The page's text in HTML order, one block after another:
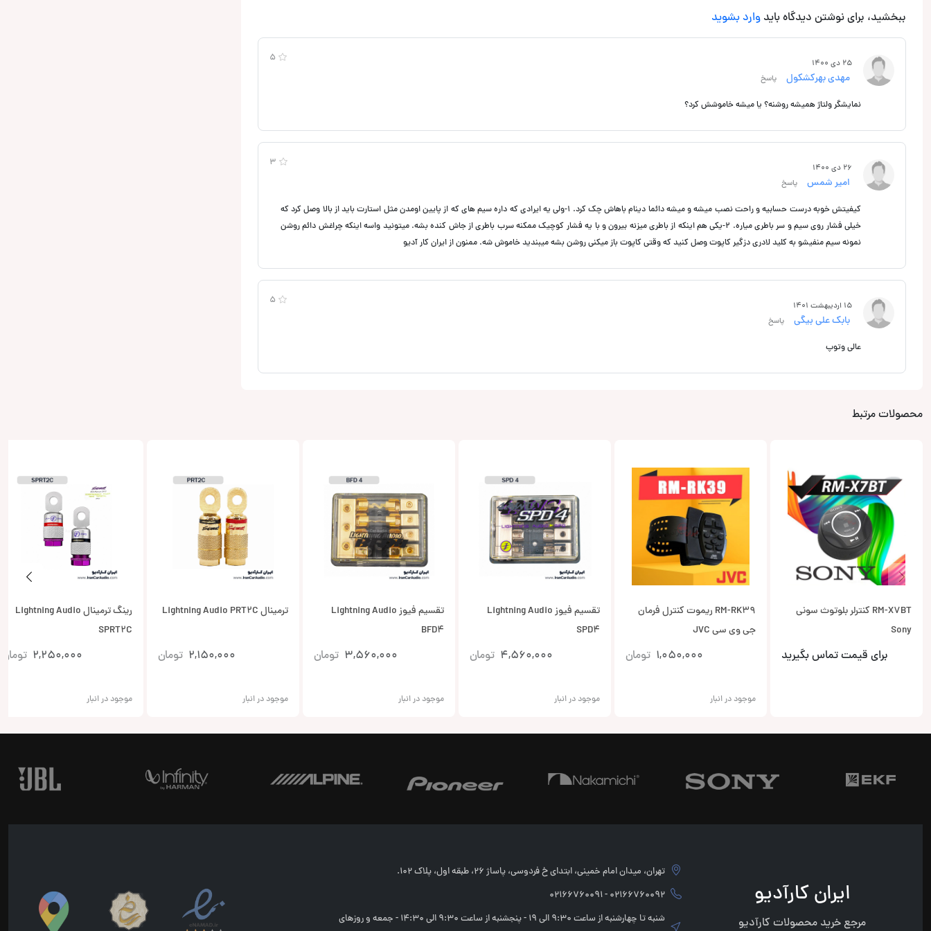
ببخشید، برای نوشتن دیدگاه باید وارد بشوید
5 25 دی 1400
مهدی بهرکشکول پاسخ
نمایشگر ولتاژ همیشه روشنه؟ یا میشه خاموشش کرد؟
3 26 دی 1400
امیر شمس پاسخ
کیفیتش خوبه درست حسابیه و راحت نصب میشه و میشه دائما دینام باهاش چک کرد. 1-ولی یه ایرادی که داره سیم های که از پایین اومدن مثل استارت باید از بالا وصل کرد که
خیلی فشار روی سیم و سر باطری میاره. 2-یکی هم اینکه از باطری میزنه بیرون و با یه فشار کوچیک ممکنه سرب باطری از جاش کنده بشه. میتونید واسه اینکه چراغش دائم روشن
نمونه سیم منفیشو به کلید لادری دزگیر کاپوت وصل کنید که وقتی کاپوت باز میکنی روشن بشه میبندید خاموش شه. ممنون از ایران کار آدیو
5 15 اردیبهشت 1401
بابک علی بیگی پاسخ
عالی وتوپ
محصولات مرتبط
RM-X7BT کنترلر بلوتوث سونی
Sony
برای قیمت تماس بگیرید
RM-RK39 ریموت کنترل فرمان
جی وی سی JVC
1,050,000 تومان
موجود در انبار
تقسیم فیوز Lightning Audio
SPD4
4,560,000 تومان
موجود در انبار
تقسیم فیوز Lightning Audio
BFD4
3,560,000 تومان
موجود در انبار
ترمینال Lightning Audio PRT2C
2,150,000 تومان
موجود در انبار
رینگ ترمینال Lightning Audio
SPRT2C
2,250,000 تومان
موجود در انبار
ایران کارآدیو
مرجع خرید محصولات کارآدیو
تهران، میدان امام خمینی، ابتدای خ فردوسی، پاساژ 26، طبقه اول، پلاک 102.
02166760092 - 02166760091
شنبه تا چهارشنبه از ساعت 9:30 الی 19 - پنجشنبه از ساعت 9:30 الی 14:30 - جمعه و روزهای